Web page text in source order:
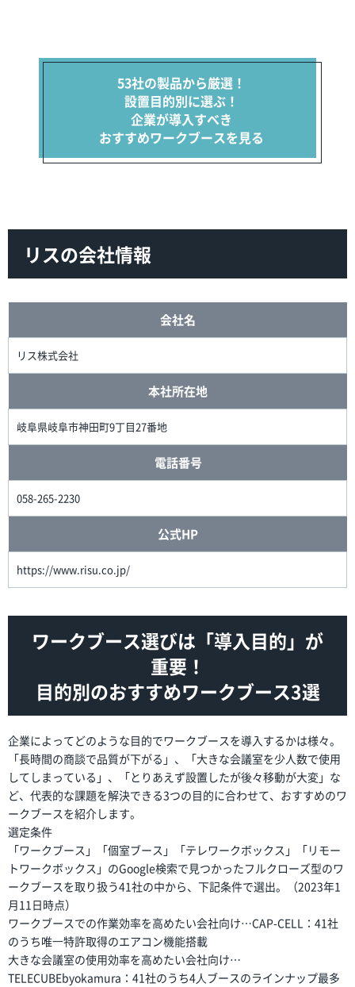
53社の製品から厳選！
設置目的別に選ぶ！
企業が導入すべき
おすすめワークブースを見る
リスの会社情報
会社名
‎リス株式会社
本社所在地
岐阜県岐阜市神田町9丁目27番地
電話番号
058-265-2230
公式HP
https://www.risu.co.jp/
ワークブース選びは「導入目的」が
重要！
目的別のおすすめワークブース3選
企業によってどのような目的でワークブースを導入するかは様々。
「長時間の商談で品質が下がる」、「大きな会議室を少人数で使用
してしまっている」、「とりあえず設置したが後々移動が大変」な
ど、代表的な課題を解決できる3つの目的に合わせて、おすすめのワ
ークブースを紹介します。
選定条件
「ワークブース」「個室ブース」「テレワークボックス」「リモー
トワークボックス」のGoogle検索で見つかったフルクローズ型のワ
ークブースを取り扱う41社の中から、下記条件で選出。（2023年1
月11日時点）
ワークブースでの作業効率を高めたい会社向け…CAP-CELL：41社
のうち唯⼀特許取得のエアコン機能搭載
大きな会議室の使用効率を高めたい会社向け…
TELECUBEbyokamura：41社のうち4⼈ブースのラインナップ最多